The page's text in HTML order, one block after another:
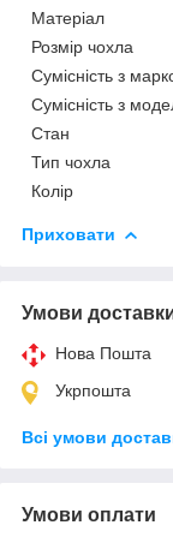
Матеріал
Розмір чохла
Сумісність з
Сумісність з
Стан
Тип чохла
Колір
Приховати
Умови
Нова Пошта
Укрпошта
Всі умови
Умови оплати